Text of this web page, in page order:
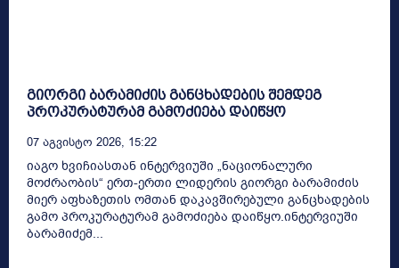
გიორგი ბარამიძის განცხადების შემდეგ
პროკურატურამ გამოძიება დაიწყო
07 Აგვისტო 2026, 15:22
იაგო ხვიჩიასთან ინტერვიუში „ნაციონალური
მოძრაობის“ ერთ-ერთი ლიდერის გიორგი ბარამიძის
მიერ აფხაზეთის ომთან დაკავშირებული განცხადების
გამო პროკურატურამ გამოძიება დაიწყო.ინტერვიუში
ბარამიძემ...